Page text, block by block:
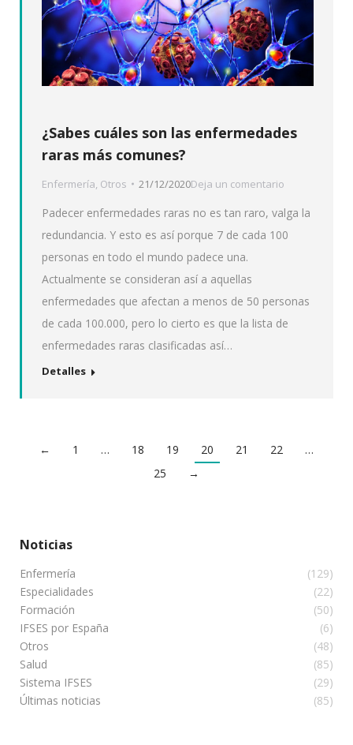
¿Sabes cuáles son las enfermedades
raras más comunes?
Enfermería, Otros 21/12/2020Deja un comentario
Padecer enfermedades raras no es tan raro, valga la
redundancia. Y esto es así porque 7 de cada 100
personas en todo el mundo padece una.
Actualmente se consideran así a aquellas
enfermedades que afectan a menos de 50 personas
de cada 100.000, pero lo cierto es que la lista de
enfermedades raras clasificadas así…
Detalles
← 1 … 18 19 20 21 22
…
25
→
Noticias
Enfermería
(129)
Especialidades
(22)
Formación
(50)
IFSES por España
(6)
Otros
(48)
Salud
(85)
Sistema IFSES
(29)
Últimas noticias
(85)